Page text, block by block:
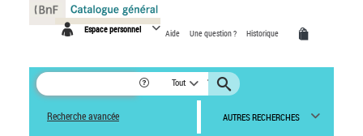
Espace personnel Aide Une question ? Historique
Tout
Recherche avancée AUTRES RECHERCHES
Panneau de gestion des cookies